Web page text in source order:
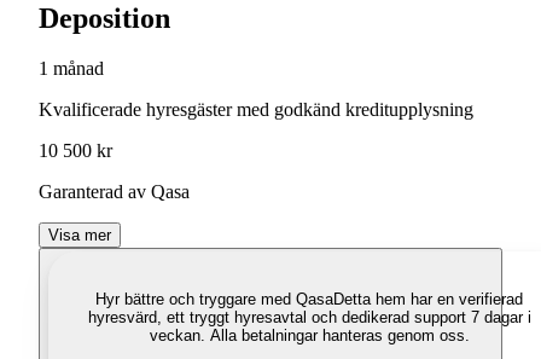
Deposition
1 månad
Kvalificerade hyresgäster med godkänd kreditupplysning
10 500 kr
Garanterad av Qasa
Visa mer
Hyr bättre och tryggare med QasaDetta hem har en verifierad
hyresvärd, ett tryggt hyresavtal och dedikerad support 7 dagar i
veckan. Alla betalningar hanteras genom oss.